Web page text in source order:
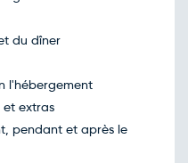
du dîner
et extras
pendant et après le